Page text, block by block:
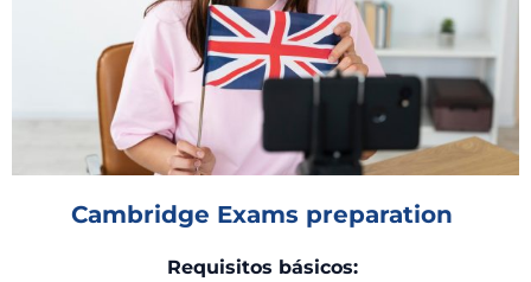
Cambridge Exams preparation ​
Requisitos básicos: